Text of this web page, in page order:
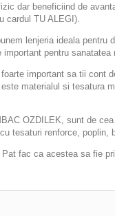
dar beneficiind de
cardul TU ALEGI).
lenjeria ideala
pentru sanatatea
important sa tii
materialul si tesatura
OZDILEK, sunt de
tesaturi renforce, poplin,
fac ca acestea sa fie